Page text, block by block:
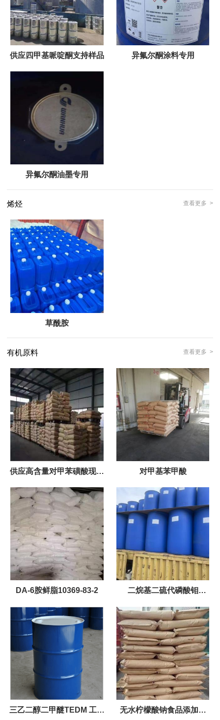
供应四甲基哌啶酮支持样品 异氟尔酮涂料专用
异氟尔酮油墨专用
烯烃 查看更多 >
草酰胺
有机原料 查看更多 >
供应高含量对甲苯磺酸现货
充足
对甲基苯甲酸
DA-6胺鲜脂10369-83-2 二烷基二硫代磷酸钼
（MoDDP），200KG/桶
三乙二醇二甲醚TEDM 工业 无水柠檬酸钠食品添加剂